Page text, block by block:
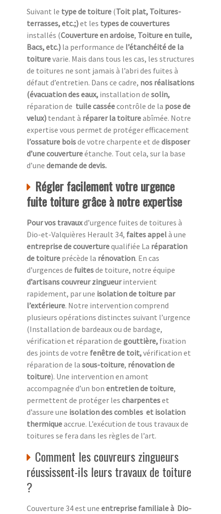
Suivant le type de toiture (Toit plat, Toitures-
terrasses, etc.;)et les types de couvertures
installés (Couverture en ardoise, Toiture en tuile,
Bacs, etc.) la performance de l’étanchéité de la
toiturevarie. Mais dans tous les cas, les structures
de toitures ne sont jamais à l’abri des fuites à
défaut d’entretien. Dans ce cadre, nos réalisations
(évacuation des eaux, installation de solin,
réparation de tuile casséecontrôle de la pose de
velux) tendant à réparer la toitureabîmée. Notre
expertise vous permet de protéger efficacement
l’ossature boisde votre charpente et de disposer
d’une couvertureétanche. Tout cela, sur la base
d’une demande de devis.
Régler facilement votre urgence
fuite toiture grâce à notre expertise
Pour vos travauxd’urgence fuites de toitures à
Dio-et-Valquières Herault 34, faites appelà une
entreprise de couverturequalifiée La réparation
de toiture précède la rénovation. En cas
d’urgences de fuitesde toiture, notre équipe
d’artisans couvreur zingueurintervient
rapidement, par une isolation de toiture par
l’extérieure. Notre intervention comprend
plusieurs opérations distinctes suivant l’urgence
(Installation de bardeaux ou de bardage,
vérification et réparation de gouttière, fixation
des joints de votre fenêtre de toit,vérification et
réparation de la sous-toiture, rénovation de
toiture). Une intervention en amont
accompagnée d’un bon entretien de toiture,
permettent de protéger les charpenteset
d’assure une isolation des combles et isolation
thermiqueaccrue. L’exécution de tous travaux de
toitures se fera dans les règles de l’art.
Comment les couvreurs zingueurs
réussissent-ils leurs travaux de toiture
?
Couverture 34 est une entreprise familiale à Dio-